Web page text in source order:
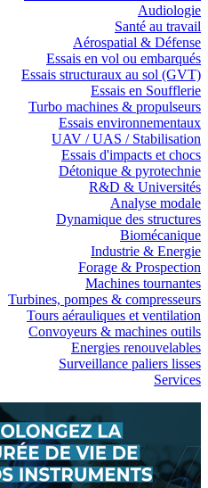
Audiologie
Santé au travail
Aérospatial & Défense
Essais en vol ou embarqués
Essais structuraux au sol (GVT)
Essais en Soufflerie
Turbo machines & propulseurs
Essais environnementaux
UAV / UAS / Stabilisation
Essais d'impacts et chocs
Détonique & pyrotechnie
R&D & Universités
Analyse modale
Dynamique des structures
Biomécanique
Industrie & Energie
Forage & Prospection
Machines tournantes
Turbines, pompes & compresseurs
Tours aérauliques et ventilation
Convoyeurs & machines outils
Energies renouvelables
Surveillance paliers lisses
Services